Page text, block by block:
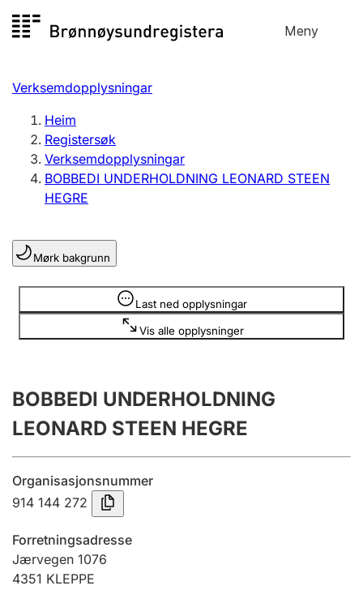
til
Meny
Registersøk
Aksjeselskap
Enkeltpersonføretak
Registrere, endre, slette
Lag og foreining
Registrere, endre, slette
Fleire organisasjonsformer
Årsrekneskap
Innsending og forseinkingsgebyr
Tinglysing
Jeger
Betaling og jegeravgiftskort
Verksemdopplysningar
Heim
Registersøk
Verksemdopplysningar
BOBBEDI UNDERHOLDNING LEONARD STEEN
HEGRE
Mørk bakgrunn
Last ned opplysningar
Vis alle opplysninger
Opplysninger er skjult
BOBBEDI UNDERHOLDNING
LEONARD STEEN HEGRE
Organisasjonsnummer
914 144 272
Forretningsadresse
Jærvegen 1076
4351 KLEPPE